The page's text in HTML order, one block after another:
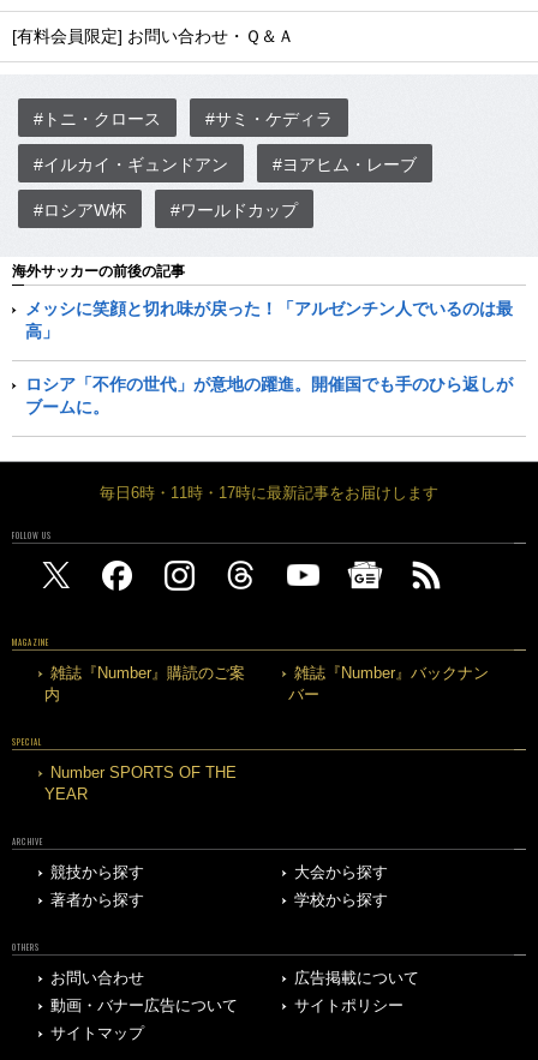
[有料会員限定] お問い合わせ・Ｑ＆Ａ
#トニ・クロース #サミ・ケディラ
#イルカイ・ギュンドアン #ヨアヒム・レーブ
#ロシアW杯 #ワールドカップ
海外サッカーの前後の記事
メッシに笑顔と切れ味が戻った！「アルゼンチン人でいるのは最
高」
ロシア「不作の世代」が意地の躍進。開催国でも手のひら返しが
ブームに。
毎日6時・11時・17時に最新記事をお届けします
FOLLOW US
MAGAZINE
雑誌『Number』購読のご案
内
雑誌『Number』バックナン
バー
SPECIAL
Number SPORTS OF THE
YEAR
ARCHIVE
競技から探す
大会から探す
著者から探す
学校から探す
OTHERS
お問い合わせ
広告掲載について
動画・バナー広告について
サイトポリシー
サイトマップ